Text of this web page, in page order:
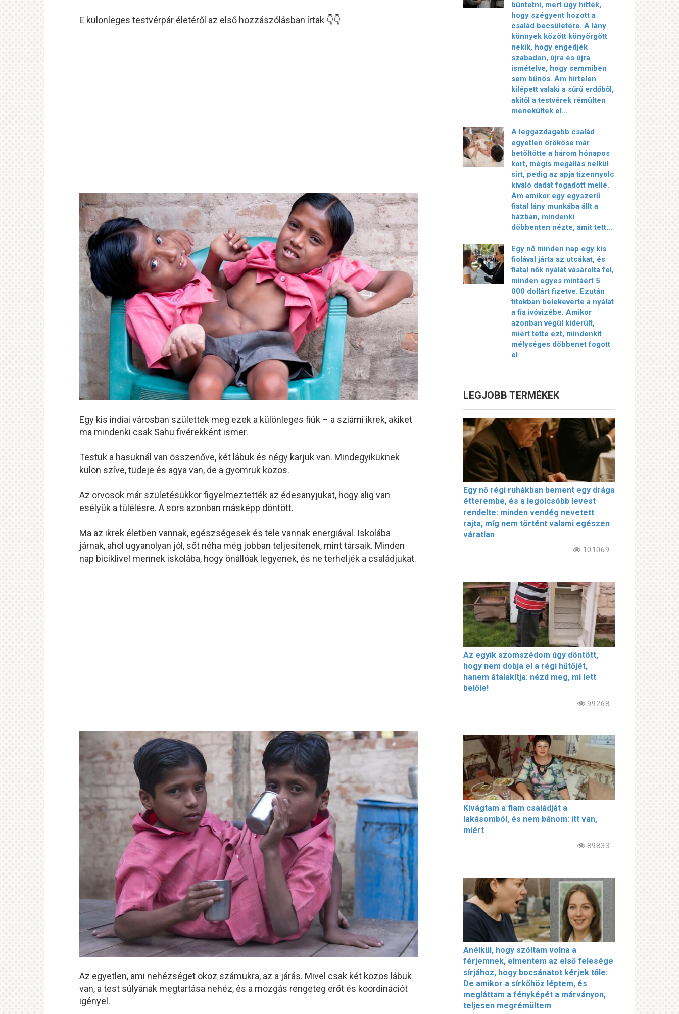
E különleges testvérpár életéről az első hozzászólásban írtak 👇👇
Egy kis indiai városban születtek meg ezek a különleges fiúk – a sziámi ikrek, akiket
ma mindenki csak Sahu fivérekként ismer.
Testük a hasuknál van összenőve, két lábuk és négy karjuk van. Mindegyiküknek
külön szíve, tüdeje és agya van, de a gyomruk közös.
Az orvosok már születésükkor figyelmeztették az édesanyjukat, hogy alig van
esélyük a túlélésre. A sors azonban másképp döntött.
Ma az ikrek életben vannak, egészségesek és tele vannak energiával. Iskolába
járnak, ahol ugyanolyan jól, sőt néha még jobban teljesítenek, mint társaik. Minden
nap biciklivel mennek iskolába, hogy önállóak legyenek, és ne terheljék a családjukat.
Az egyetlen, ami nehézséget okoz számukra, az a járás. Mivel csak két közös lábuk
van, a test súlyának megtartása nehéz, és a mozgás rengeteg erőt és koordinációt
igényel.
büntetni, mert úgy hitték,
hogy szégyent hozott a
család becsületére. A lány
könnyek között könyörgött
nekik, hogy engedjék
szabadon, újra és újra
ismételve, hogy semmiben
sem bűnös. Ám hirtelen
kilépett valaki a sűrű erdőből,
akitől a testvérek rémülten
menekültek el…
A leggazdagabb család
egyetlen örököse már
betöltötte a három hónapos
kort, mégis megállás nélkül
sírt, pedig az apja tizennyolc
kiváló dadát fogadott mellé.
Ám amikor egy egyszerű
fiatal lány munkába állt a
házban, mindenki
döbbenten nézte, amit tett…
Egy nő minden nap egy kis
fiolával járta az utcákat, és
fiatal nők nyálát vásárolta fel,
minden egyes mintáért 5
000 dollárt fizetve. Ezután
titokban belekeverte a nyálat
a fia ivóvizébe. Amikor
azonban végül kiderült,
miért tette ezt, mindenkit
mélységes döbbenet fogott
el
LEGJOBB TERMÉKEK
Egy nő régi ruhákban bement egy drága
étterembe, és a legolcsóbb levest
rendelte: minden vendég nevetett
rajta, míg nem történt valami egészen
váratlan
101069
Az egyik szomszédom úgy döntött,
hogy nem dobja el a régi hűtőjét,
hanem átalakítja: nézd meg, mi lett
belőle!
99268
Kivágtam a fiam családját a
lakásomból, és nem bánom: itt van,
miért
89833
Anélkül, hogy szóltam volna a
férjemnek, elmentem az első felesége
sírjához, hogy bocsánatot kérjek tőle:
De amikor a sírkőhöz léptem, és
megláttam a fényképét a márványon,
teljesen megrémültem